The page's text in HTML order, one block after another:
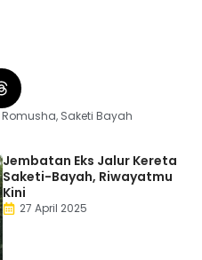
Romusha, Saketi Bayah
Jembatan Eks Jalur Kereta
Saketi-Bayah, Riwayatmu
Kini
27 April 2025